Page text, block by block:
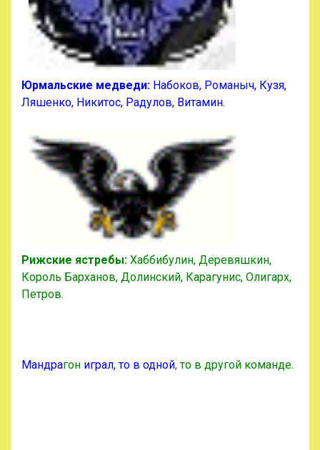
Юрмальские медведи: Набоков, Романыч, Кузя,
Ляшенко, Никитос, Радулов, Витамин.
Рижские ястребы: Хаббибулин, Деревяшкин,
Король Барханов, Долинский, Карагунис, Олигарх,
Петров.
Мандрагон играл, то в одной,то в другой команде.